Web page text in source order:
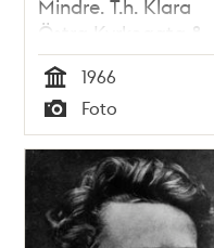
Mindre. T.h. Klara
Östra Kyrkogata 8.
T.v. Klara Östra
Kyrkogata 5. Klara
kyrka i fonden
Tid
1966
Typ
Foto